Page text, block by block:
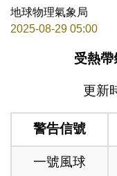
地球物理氣象局
2025-08-29 05:00
受熱
更新
警告信號
一號風球